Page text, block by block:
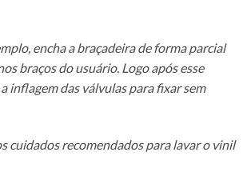
encha a braçadeira de forma parcial
braços do usuário. Logo após esse
inflagem das válvulas para fixar sem
cuidados recomendados para lavar o vinil